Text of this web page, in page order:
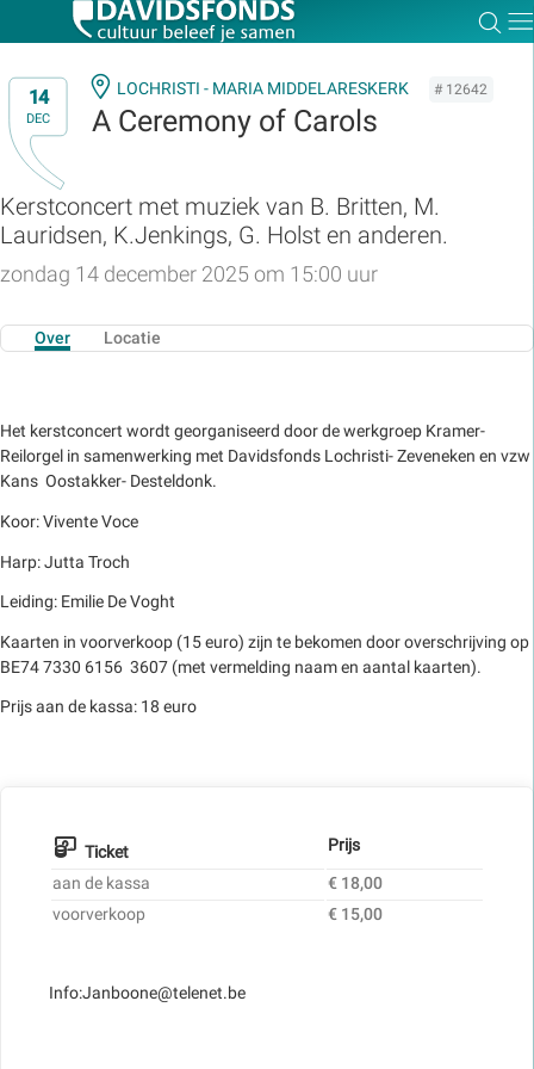
14
DEC
LOCHRISTI - MARIA MIDDELARESKERK # 12642
A Ceremony of Carols
Kerstconcert met muziek van B. Britten, M.
Lauridsen, K.Jenkings, G. Holst en anderen.
zondag 14 december 2025 om 15:00 uur
Over Locatie
Het kerstconcert wordt georganiseerd door de werkgroep Kramer-
Reilorgel in samenwerking met Davidsfonds Lochristi- Zeveneken en vzw
Kans Oostakker- Desteldonk.
Koor: Vivente Voce
Harp: Jutta Troch
Leiding: Emilie De Voght
Kaarten in voorverkoop (15 euro) zijn te bekomen door overschrijving op
BE74 7330 6156 3607 (met vermelding naam en aantal kaarten).
Prijs aan de kassa: 18 euro
Ticket
Prijs
aan de kassa
€ 18,00
voorverkoop
€ 15,00
Info:Janboone@telenet.be
Zoek: